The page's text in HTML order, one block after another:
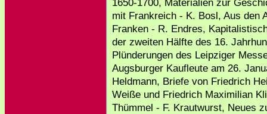
1650-1700, Materialien zur
mit Frankreich - K. Bosl, Aus den
Franken - R. Endres,
der zweiten Hälfte des 16.
Plünderungen des Leipziger
Augsburger Kaufleute am 26.
Heldmann, Briefe von Friedrich
Weiße und Friedrich Maximilian
Thümmel - F. Krautwurst, Neues